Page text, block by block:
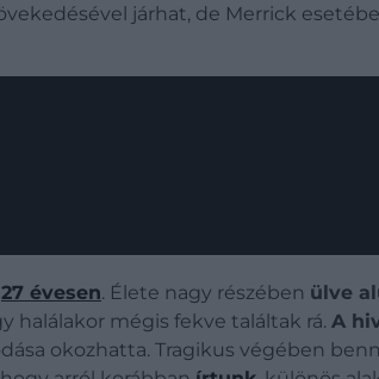
járhat, de Merrick
27 évesen. Élete nagy részében ülve
halálakor mégis fekve találtak rá. A
okozhatta. Tragikus végében